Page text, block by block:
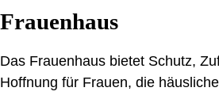
Informationen
Frauenhaus
Das Frauenhaus bietet Schutz,
Hoffnung für Frauen, die